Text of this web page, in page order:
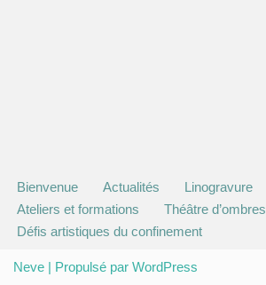
Bienvenue Actualités
Linogravure
Ateliers et formations
Théâtre d’ombres
Défis artistiques du confinement
Neve | Propulsé par WordPress